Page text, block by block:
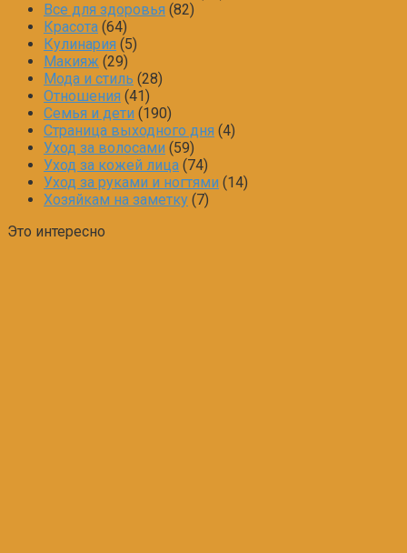
Все для здоровья (82)
Красота (64)
Кулинария (5)
Макияж (29)
Мода и стиль (28)
Отношения (41)
Семья и дети (190)
Страница выходного дня (4)
Уход за волосами (59)
Уход за кожей лица (74)
Уход за руками и ногтями (14)
Хозяйкам на заметку (7)
Это интересно